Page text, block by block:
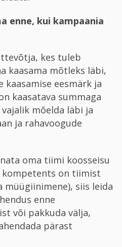
enne, kui kampaania
kes tuleb
kaasama mõtleks läbi,
eesmärk ja
kaasatava summaga
mõelda läbi ja
ja rahavoogude
oma tiimi koosseisu
on tiimist
siis leida
enne
või pakkuda välja,
pärast